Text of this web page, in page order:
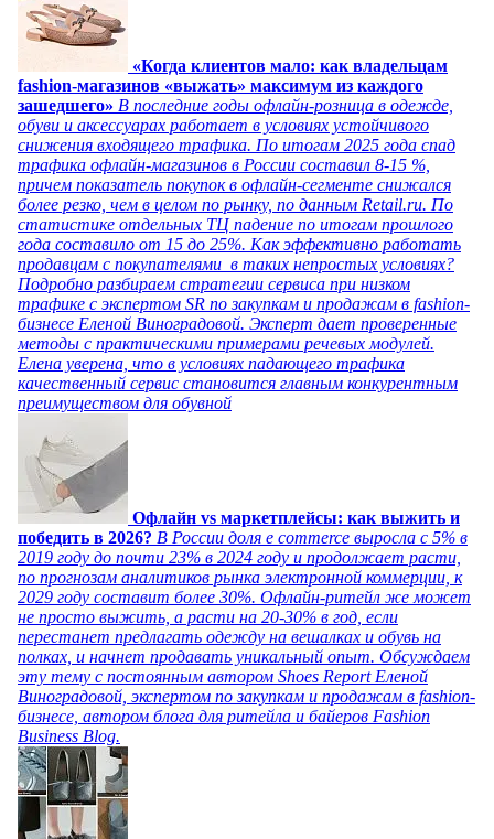
«Когда клиентов мало: как владельцам
fashion-магазинов «выжать» максимум из каждого
зашедшего» В последние годы офлайн-розница в одежде,
обуви и аксессуарах работает в условиях устойчивого
снижения входящего трафика. По итогам 2025 года спад
трафика офлайн-магазинов в России составил 8-15 %,
причем показатель покупок в офлайн-сегменте снижался
более резко, чем в целом по рынку, по данным Retail.ru. По
статистике отдельных ТЦ падение по итогам прошлого
года составило от 15 до 25%. Как эффективно работать
продавцам с покупателями в таких непростых условиях?
Подробно разбираем стратегии сервиса при низком
трафике с экспертом SR по закупкам и продажам в fashion-
бизнесе Еленой Виноградовой. Эксперт дает проверенные
методы с практическими примерами речевых модулей.
Елена уверена, что в условиях падающего трафика
качественный сервис становится главным конкурентным
преимуществом для обувной
Офлайн vs маркетплейсы: как выжить и
победить в 2026? В России доля e commerce выросла с 5% в
2019 году до почти 23% в 2024 году и продолжает расти,
по прогнозам аналитиков рынка электронной коммерции, к
2029 году составит более 30%. Офлайн-ритейл же может
не просто выжить, а расти на 20-30% в год, если
перестанет предлагать одежду на вешалках и обувь на
полках, и начнет продавать уникальный опыт. Обсуждаем
эту тему с постоянным автором Shoes Report Еленой
Виноградовой, экспертом по закупкам и продажам в fashion-
бизнесе, автором блога для ритейла и байеров Fashion
Business Blog.